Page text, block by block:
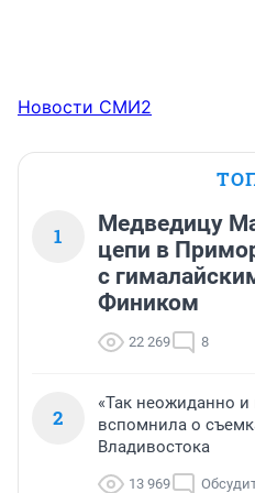
Новости СМИ2
1
Медведицу
цепи в
с
Фиником
22 269 8
2
«Так неожиданно
вспомнила о
Владивостока
13 969